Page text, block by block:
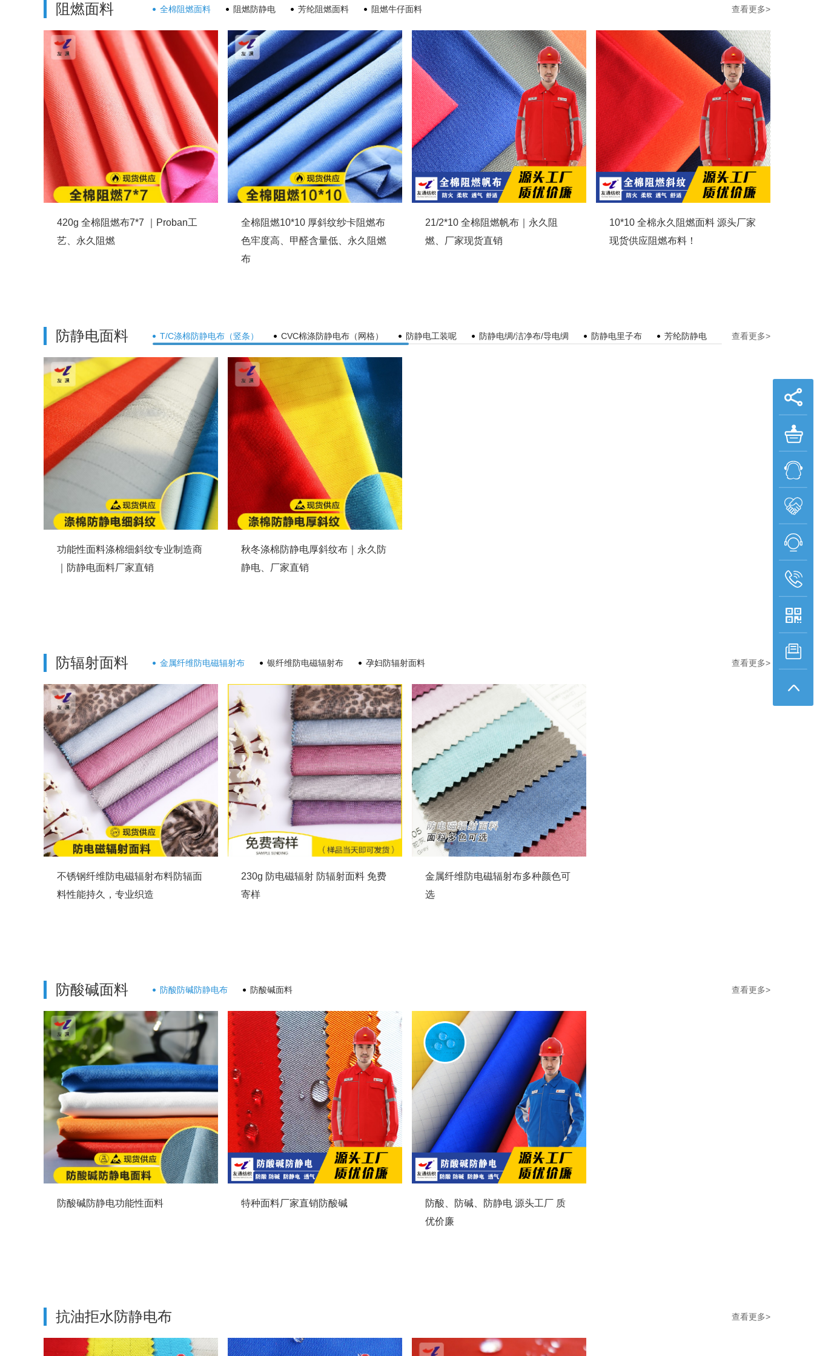
阻燃面料 全棉阻燃面料 阻燃防静电 芳纶阻燃面料 阻燃牛仔面料 查看更多>
420g 全棉阻燃布7*7 ｜Proban工
艺、永久阻燃
全棉阻燃10*10 厚斜纹纱卡阻燃布
色牢度高、甲醛含量低、永久阻燃
布
21/2*10 全棉阻燃帆布｜永久阻
燃、厂家现货直销
10*10 全棉永久阻燃面料 源头厂家
现货供应阻燃布料！
防静电面料 T/C涤棉防静电布（竖条） CVC棉涤防静电布（网格） 防静电工装呢 防静电绸/洁净布/导电绸 防静电里子布 芳纶防静电 防静电牛仔面料
查看更多>
功能性面料涤棉细斜纹专业制造商
｜防静电面料厂家直销
秋冬涤棉防静电厚斜纹布｜永久防
静电、厂家直销
防辐射面料 金属纤维防电磁辐射布 银纤维防电磁辐射布 孕妇防辐射面料 查看更多>
不锈钢纤维防电磁辐射布料防辐面
料性能持久，专业织造
230g 防电磁辐射 防辐射面料 免费
寄样
金属纤维防电磁辐射布多种颜色可
选
防酸碱面料 防酸防碱防静电布 防酸碱面料 查看更多>
防酸碱防静电功能性面料 特种面料厂家直销防酸碱
防酸、防碱、防静电 源头工厂 质
优价廉
抗油拒水防静电布 查看更多>